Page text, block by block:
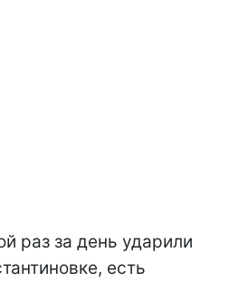
раз за день ударили
есть